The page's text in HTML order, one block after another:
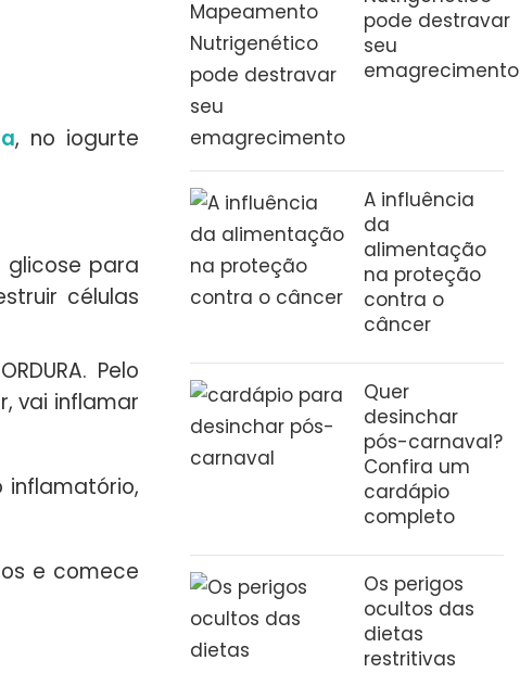
, no iogurte
glicose para
células
Pelo
vai inflamar
inflamatório,
e comece
pode destravar
seu
emagrecimento
A influência
da
alimentação
na proteção
contra o
câncer
Quer
desinchar
pós-carnaval?
Confira um
cardápio
completo
Os perigos
ocultos das
dietas
restritivas